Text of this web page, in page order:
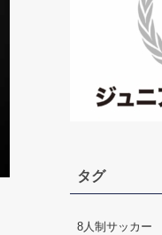
タグ
8人制サッカー